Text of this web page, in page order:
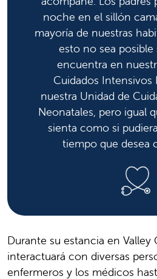
noche en el sillón
mayoría de nuestras
esto no sea posible
encuentra en
Cuidados Intensivos
nuestra Unidad de
Neonatales, pero igual
sienta como si
tiempo que desea
Durante su estancia en Valley
interactuará con diversas
enfermeros y los médicos